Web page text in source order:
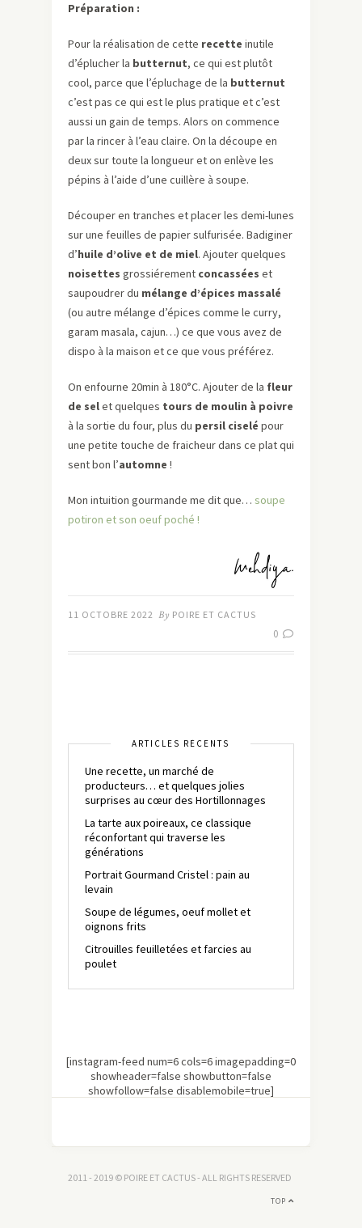
Préparation :
Pour la réalisation de cette recette inutile
d’éplucher la butternut, ce qui est plutôt
cool, parce que l’épluchage de la butternut
c’est pas ce qui est le plus pratique et c’est
aussi un gain de temps. Alors on commence
par la rincer à l’eau claire. On la découpe en
deux sur toute la longueur et on enlève les
pépins à l’aide d’une cuillère à soupe.
Découper en tranches et placer les demi-lunes
sur une feuilles de papier sulfurisée. Badiginer
d’huile d’olive et de miel. Ajouter quelques
noisettes grossiérement concassées et
saupoudrer du mélange d’épices massalé
(ou autre mélange d’épices comme le curry,
garam masala, cajun…) ce que vous avez de
dispo à la maison et ce que vous préférez.
On enfourne 20min à 180°C. Ajouter de la fleur
de selet quelques tours de moulin à poivre
à la sortie du four, plus du persil ciselé pour
une petite touche de fraicheur dans ce plat qui
sent bon l’automne !
Mon intuition gourmande me dit que… soupe
potiron et son oeuf poché !
11 OCTOBRE 2022 By POIRE ET CACTUS
0
ARTICLES RÉCENTS
Une recette, un marché de
producteurs… et quelques jolies
surprises au cœur des Hortillonnages
La tarte aux poireaux, ce classique
réconfortant qui traverse les
générations
Portrait Gourmand Cristel : pain au
levain
Soupe de légumes, oeuf mollet et
oignons frits
Citrouilles feuilletées et farcies au
poulet
[instagram-feed num=6 cols=6 imagepadding=0
showheader=false showbutton=false
showfollow=false disablemobile=true]
2011 - 2019 © POIRE ET CACTUS - ALL RIGHTS RESERVED
TOP